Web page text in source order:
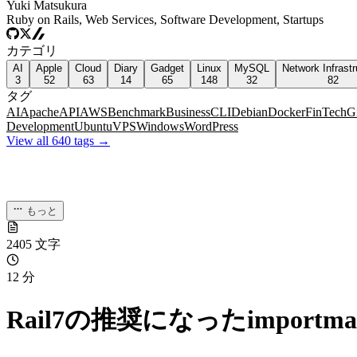
Yuki Matsukura
Ruby on Rails, Web Services, Software Development, Startups
カテゴリ
AI
3
Apple
52
Cloud
63
Diary
14
Gadget
65
Linux
148
MySQL
32
Network
82
タグ
AIApacheAPIAWSBenchmarkBusinessCLIDebianDockerFinTech
DevelopmentUbuntuVPSWindowsWordPress
View all 640 tags →
もっと
2405 文字
12 分
Rail7の推奨になった